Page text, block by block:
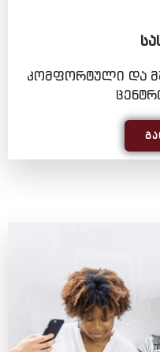
კომფორტული და